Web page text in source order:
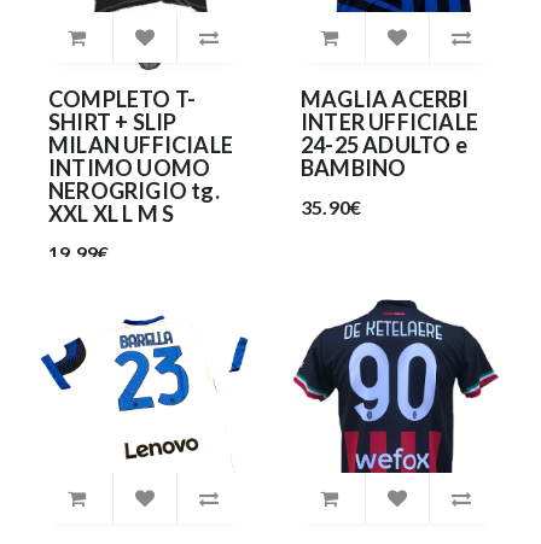
COMPLETO T-
SHIRT + SLIP
MILAN UFFICIALE
INTIMO UOMO
NEROGRIGIO tg.
XXL XL L M S
19.99€
MAGLIA ACERBI
INTER UFFICIALE
24-25 ADULTO e
BAMBINO
35.90€